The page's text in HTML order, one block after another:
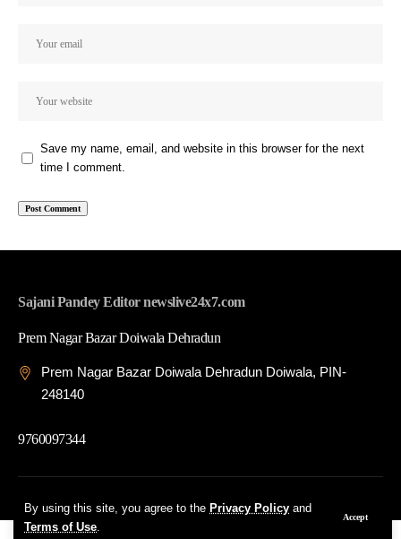
By using this site, you agree to the Privacy Policy and
Terms of Use.
Accept
Save my name, email, and website in this browser for the next
time I comment.
Sajani Pandey Editor newslive24x7.com
Prem Nagar Bazar Doiwala Dehradun
Prem Nagar Bazar Doiwala Dehradun Doiwala, PIN-
248140
9760097344